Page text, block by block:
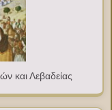
και Λεβαδείας